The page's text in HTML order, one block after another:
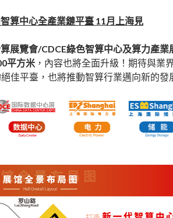
算中心全產業鏈平臺 11月上海見
算展覽會/CDCE綠色智算中心及算力產
平方米 ，內容也將全面升級！期待與
佳平臺，也將推動智算行業邁向新的發